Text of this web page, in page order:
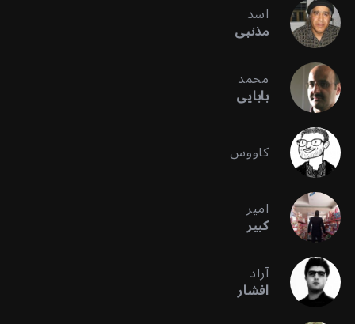
اسد
مذنبی
محمد
بابایی
کاووس
امیر
کبیر
آراد
افشار